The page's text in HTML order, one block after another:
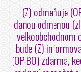
(Z) odmeňuje
danou odmenou
veľkoobchodnom
bude (Z)
(OP-BO) zdarma,